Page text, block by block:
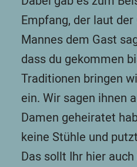
Empfang, der laut
Mannes dem Gast
dass du gekommen
Traditionen bringen
ein. Wir sagen ihnen
Damen geheiratet
keine Stühle und
Das sollt Ihr hier